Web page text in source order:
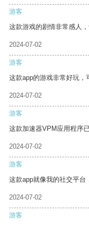
游客
这款游戏的剧情非常感人，
2024-07-02
游客
这款app的游戏非常好玩，
2024-07-02
游客
这款加速器VPM应用程序
2024-07-02
游客
这款app就像我的社交平台
2024-07-02
游客